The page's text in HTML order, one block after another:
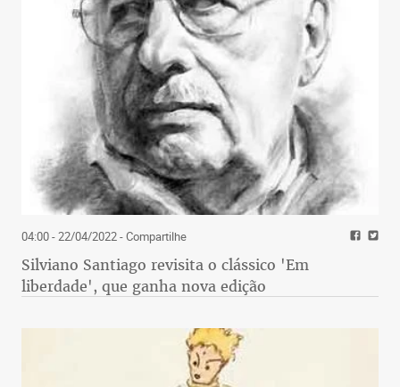
04:00 - 22/04/2022- Compartilhe
Silviano Santiago revisita o clássico 'Em
liberdade', que ganha nova edição